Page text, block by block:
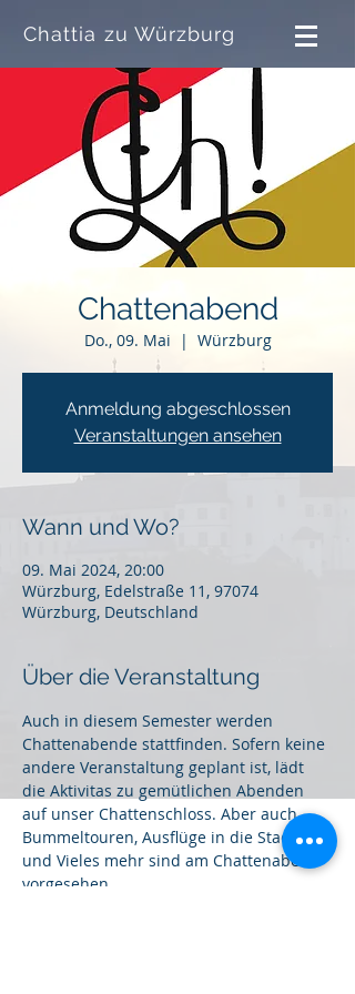
Chattia zu Würzburg
Chattenabend
Do., 09. Mai
  |
Würzburg
Anmeldung abgeschlossen
Veranstaltungen ansehen
Wann und Wo?
09. Mai 2024, 20:00
Würzburg, Edelstraße 11, 97074
Würzburg, Deutschland
Über die Veranstaltung
Auch in diesem Semester werden
Chattenabende stattfinden. Sofern keine
andere Veranstaltung geplant ist, lädt
die Aktivitas zu gemütlichen Abenden
auf unser Chattenschloss. Aber auch
Bummeltouren, Ausflüge in die Stadt
und Vieles mehr sind am Chattenabend
vorgesehen.